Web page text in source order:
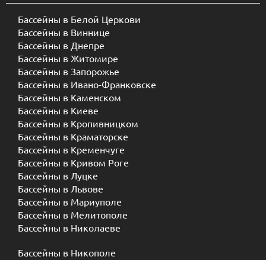
Бассейны в Белой Церкови
Бассейны в Виннице
Бассейны в Днепре
Бассейны в Житомире
Бассейны в Запорожье
Бассейны в Ивано-Франковске
Бассейны в Каменском
Бассейны в Киеве
Бассейны в Кропивницком
Бассейны в Краматорске
Бассейны в Кременчуге
Бассейны в Кривом Роге
Бассейны в Луцке
Бассейны в Львове
Бассейны в Мариуполе
Бассейны в Мелитополе
Бассейны в Николаеве
Бассейны в Никополе